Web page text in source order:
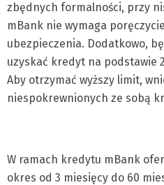
zbędnych formalności, przy
mBank nie wymaga
ubezpieczenia. Dodatkowo,
uzyskać kredyt na podstawie
Aby otrzymać wyższy limit,
niespokrewnionych ze sobą
W ramach kredytu mBank
okres od 3 miesięcy do 60